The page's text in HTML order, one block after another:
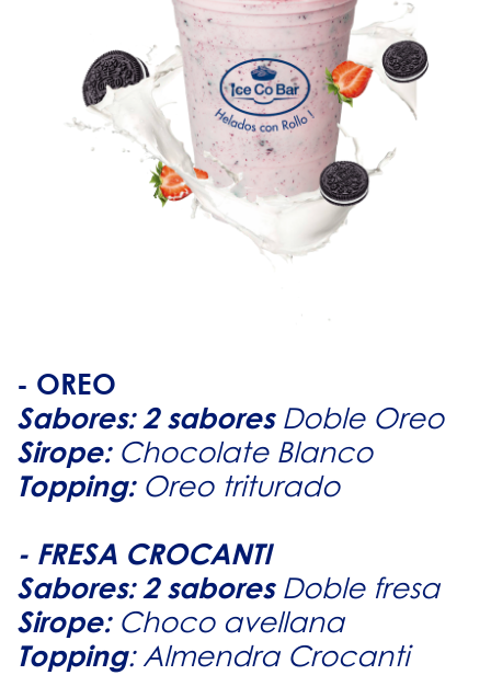
- OREO
Sabores: 2 sabores Doble Oreo
Sirope:Chocolate Blanco
Topping: Oreo triturado
- FRESA CROCANTI
Sabores: 2 sabores Doble fresa
Sirope: Choco avellana
Topping: Almendra Crocanti